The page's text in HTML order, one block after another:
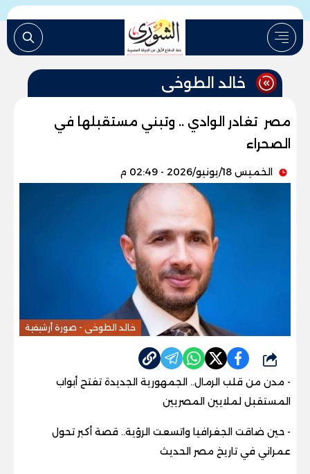
خالد الطوخى
مصر تغادر الوادي .. وتبني مستقبلها في
الصحراء
الخميس 18/يونيو/2026 - 02:49 م
خالد الطوخى - صورة أرشيفية
شارك
- مدن من قلب الرمال.. الجمهورية الجديدة تفتح أبواب
المستقبل لملايين المصريين
- حين ضاقت الجغرافيا واتسعت الرؤية.. قصة أكبر تحول
عمراني في تاريخ مصر الحديث